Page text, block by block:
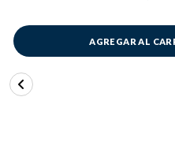
AGREGAR AL